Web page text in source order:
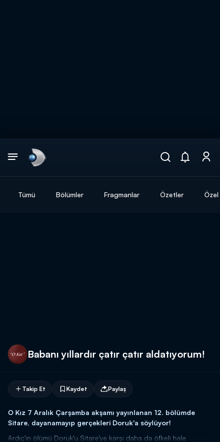
Tümü Bölümler Fragmanlar Özetler
Babanı yıllardır çatır çatır aldatıyorum!
Takip Et Kaydet Paylaş
O Kız 7 Aralık Çarşamba akşamı yayınlanan 12. bölümde
Sitare, dayanamayıp gerçekleri Doruk'a söylüyor!
Ardıç'ın ölümü Doruk'u Sitare'ye karşı daha da öfkeli hale